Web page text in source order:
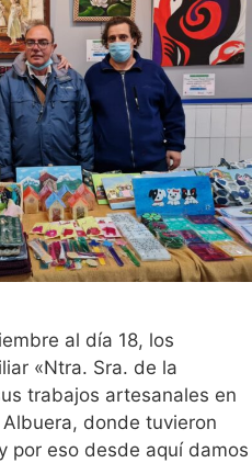
al día 18, los
«Ntra. Sra. de la
trabajos artesanales en
donde tuvieron
por eso desde aquí damos